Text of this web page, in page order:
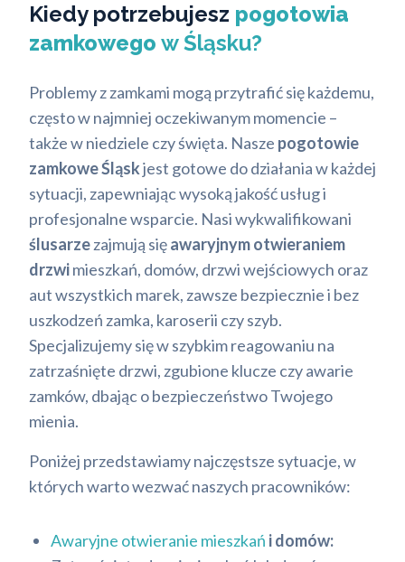
Kiedy potrzebujesz pogotowia
zamkowego w Śląsku?
Problemy z zamkami mogą przytrafić się każdemu,
często w najmniej oczekiwanym momencie –
także w niedziele czy święta. Nasze pogotowie
zamkowe Śląskjest gotowe do działania w każdej
sytuacji, zapewniając wysoką jakość usług i
profesjonalne wsparcie. Nasi wykwalifikowani
ślusarzezajmują sięawaryjnym otwieraniem
drzwimieszkań, domów, drzwi wejściowych oraz
aut wszystkich marek, zawsze bezpiecznie i bez
uszkodzeń zamka, karoserii czy szyb.
Specjalizujemy się w szybkim reagowaniu na
zatrzaśnięte drzwi, zgubione klucze czy awarie
zamków, dbając o bezpieczeństwo Twojego
mienia.
Poniżej przedstawiamy najczęstsze sytuacje, w
których warto wezwać naszych pracowników:
Awaryjne otwieranie mieszkań i domów: